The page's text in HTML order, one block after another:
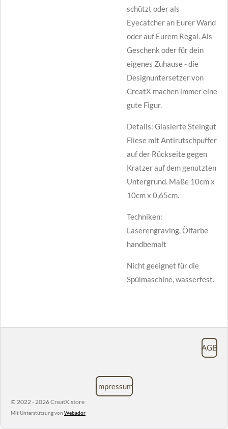
schützt oder als
Eyecatcher an Eurer Wand
oder auf Eurem Regal. Als
Geschenk oder für dein
eigenes Zuhause - die
Designuntersetzer von
CreatX machen immer eine
gute Figur.
Details: Glasierte Steingut
Fliese mit Antirutschpuffer
auf der Rückseite gegen
Kratzer auf dem genutzten
Untergrund. Maße 10cm x
10cm x 0,65cm.
Techniken:
Laserengraving, Ölfarbe
handbemalt
Nicht geeignet für die
Spülmaschine, wasserfest.
AGB
Impressum
© 2022 - 2026 CreatX.store
Mit Unterstützung von Webador